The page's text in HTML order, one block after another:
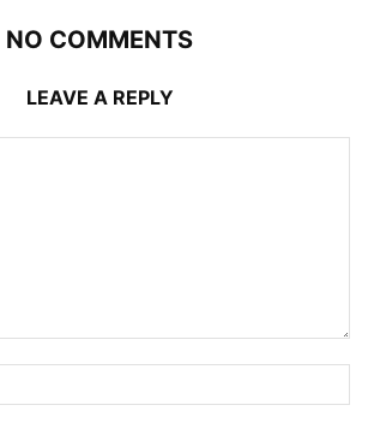
NO COMMENTS
LEAVE A REPLY